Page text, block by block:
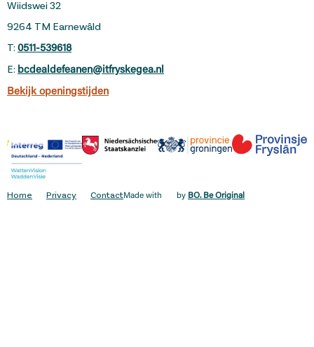
Wiidswei 32
9264 TM Earnewâld
T: 0511-539618
E: bcdealdefeanen@itfryskegea.nl
Bekijk openingstijden
Home Privacy ContactMade with by BO. Be Original